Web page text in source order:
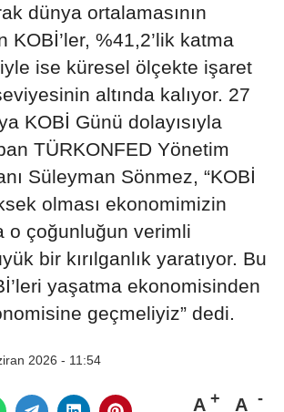
dünya ortalamasının
KOBİ’ler, %41,2’lik katma
ise küresel ölçekte işaret
altında kalıyor. 27
KOBİ Günü dolayısıyla
TÜRKONFED Yönetim
Süleyman Sönmez, “KOBİ
olması ekonomimizin
o çoğunluğun verimli
bir kırılganlık yaratıyor. Bu
yaşatma ekonomisinden
geçmeliyiz” dedi.
2026 - 11:54
A A